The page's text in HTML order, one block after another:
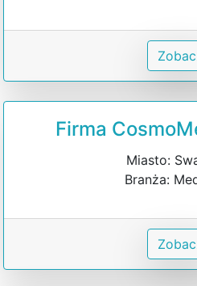
Firma
Miasto:
Branża: